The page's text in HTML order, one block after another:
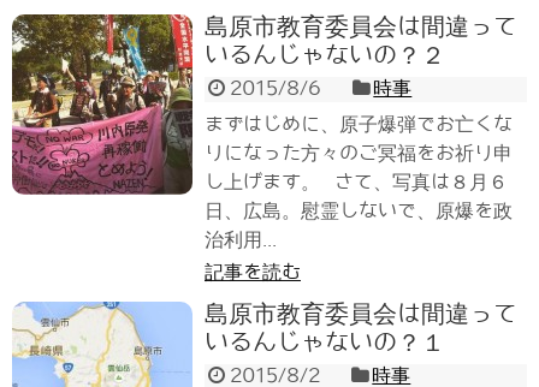
島原市教育委員会は間違って
いるんじゃないの？２
2015/8/6
時事
まずはじめに、原子爆弾でお亡くな
りになった方々のご冥福をお祈り申
し上げます。 さて、写真は８月６
日、広島。慰霊しないで、原爆を政
治利用...
記事を読む
島原市教育委員会は間違って
いるんじゃないの？１
2015/8/2
時事